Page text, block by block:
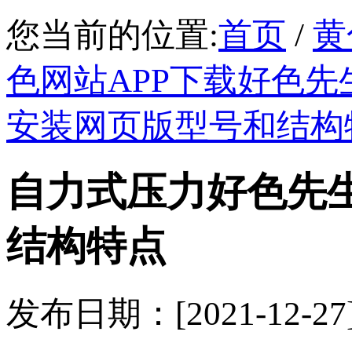
您当前的位置:首页 /
色网站APP下载好色先
安装网页版型号和结
自力式压力好色先
结构特点
发布日期：[2021-12-